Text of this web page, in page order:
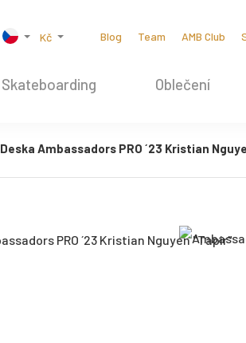
Kč Blog Team AMB Club
Skateboarding Oblečení
Deska Ambassadors PRO ´23 Kristian